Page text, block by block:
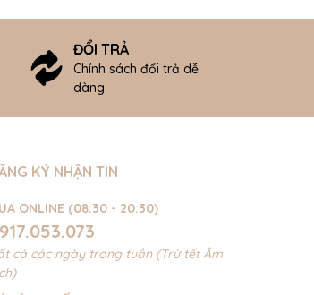
ĐỔI TRẢ
Chính sách đổi trả dễ
dàng
KÝ NHẬN TIN
ONLINE (08:30 - 20:30)
cả các ngày trong tuần (Trừ tết Âm